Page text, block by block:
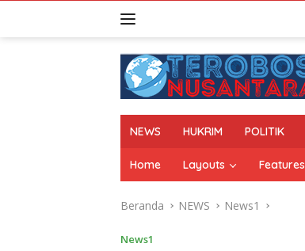
NEWS HUKRIM POLITIK
Home Layouts Features
Beranda NEWS News1
News1